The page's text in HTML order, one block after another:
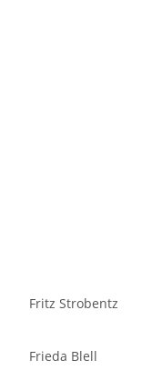
Fritz Strobentz
Frieda Blell